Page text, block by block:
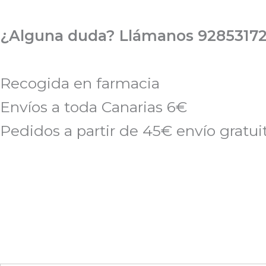
al
¿Alguna duda? Llámanos
Recogida en farmacia
Envíos a toda Canarias 6€
Pedidos a partir de 45€ envío